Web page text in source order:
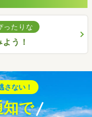
ったりな
う！
さない！
で